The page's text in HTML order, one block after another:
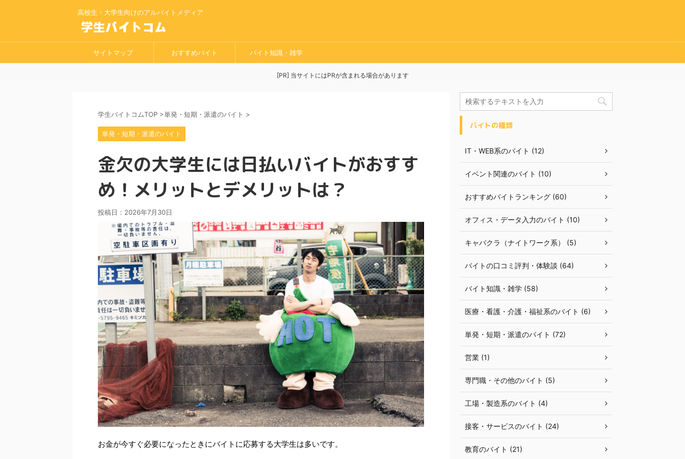
高校生・大学生向けのアルバイトメディア
サイトマップ おすすめバイト バイト知識・雑学
[PR] 当サイトにはPRが含まれる場合があります
学生バイトコムTOP >単発・短期・派遣のバイト >
単発・短期・派遣のバイト
金欠の大学生には日払いバイトがおすす
め！メリットとデメリットは？
投稿日： 2026年7月30日
お金が今すぐ必要になったときにバイトに応募する大学生は多いです。
バイトの種類
IT・WEB系のバイト (12)
イベント関連のバイト (10)
おすすめバイトランキング (60)
オフィス・データ入力のバイト (10)
キャバクラ（ナイトワーク系） (5)
バイトの口コミ評判・体験談 (64)
バイト知識・雑学 (58)
医療・看護・介護・福祉系のバイト (6)
単発・短期・派遣のバイト (72)
営業 (1)
専門職・その他のバイト (5)
工場・製造系のバイト (4)
接客・サービスのバイト (24)
教育のバイト (21)